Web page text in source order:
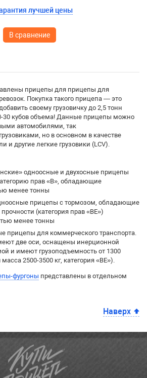
лучшей цены
В сравнение
прицепы для прицепы для
Покупка такого прицепа — это
своему грузовичку до 2,5 тонн
30 кубов объема! Данные прицепы можно
автомобилями, так
но в основном в качестве
и другие легкие грузовики (LCV).
одноосные и двухосные прицепы
прав «B», обладающие
менее тонны
прицепы с тормозом, обладающие
(категория прав «BE»)
менее тонны
прицепы для коммерческого транспорта.
две оси, оснащены инерционной
и имеют грузоподъемность от 1300
2500-3500 кг, категория «BE»).
фургоны представлены в отдельном
Наверх